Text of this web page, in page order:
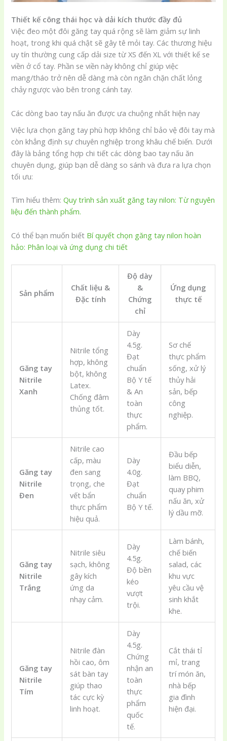
Thiết kế công thái học và dải kích thước đầy đủ
Việc đeo một đôi găng tay quá rộng sẽ làm giảm sự linh
hoạt, trong khi quá chật sẽ gây tê mỏi tay. Các thương hiệu
uy tín thường cung cấp dải size từ XS đến XL với thiết kế se
viền ở cổ tay. Phần se viền này không chỉ giúp việc
mang/tháo trở nên dễ dàng mà còn ngăn chặn chất lỏng
chảy ngược vào bên trong cánh tay.
Các dòng bao tay nấu ăn được ưa chuộng nhất hiện nay
Việc lựa chọn găng tay phù hợp không chỉ bảo vệ đôi tay mà
còn khẳng định sự chuyên nghiệp trong khâu chế biến. Dưới
đây là bảng tổng hợp chi tiết các dòng bao tay nấu ăn
chuyên dụng, giúp bạn dễ dàng so sánh và đưa ra lựa chọn
tối ưu:
Tìm hiểu thêm:Quy trình sản xuất găng tay nilon: Từ nguyên
liệu đến thành phẩm.
Có thể bạn muốn biết Bí quyết chọn găng tay nilon hoàn
hảo: Phân loại và ứng dụng chi tiết
Sản phẩm
Chất liệu &
Đặc tính
Độ dày
&
Chứng
chỉ
Ứng dụng
thực tế
Găng tay
Nitrile
Xanh
Nitrile tổng
hợp, không
bột, không
Latex.
Chống đâm
thủng tốt.
Dày
4.5g.
Đạt
chuẩn
Bộ Y tế
& An
toàn
thực
phẩm.
Sơ chế
thực phẩm
sống, xử lý
thủy hải
sản, bếp
công
nghiệp.
Găng tay
Nitrile
Đen
Nitrile cao
cấp, màu
đen sang
trọng, che
vết bẩn
thực phẩm
hiệu quả.
Dày
4.0g.
Đạt
chuẩn
Bộ Y tế.
Đầu bếp
biểu diễn,
làm BBQ,
quay phim
nấu ăn, xử
lý dầu mỡ.
Găng tay
Nitrile
Trắng
Nitrile siêu
sạch, không
gây kích
ứng da
nhạy cảm.
Dày
4.5g.
Độ bền
kéo
vượt
trội.
Làm bánh,
chế biến
salad, các
khu vực
yêu cầu vệ
sinh khắt
khe.
Găng tay
Nitrile
Tím
Nitrile đàn
hồi cao, ôm
sát bàn tay
giúp thao
tác cực kỳ
linh hoạt.
Dày
4.5g.
Chứng
nhận an
toàn
thực
phẩm
quốc
tế.
Cắt thái tỉ
mỉ, trang
trí món ăn,
nhà bếp
gia đình
hiện đại.